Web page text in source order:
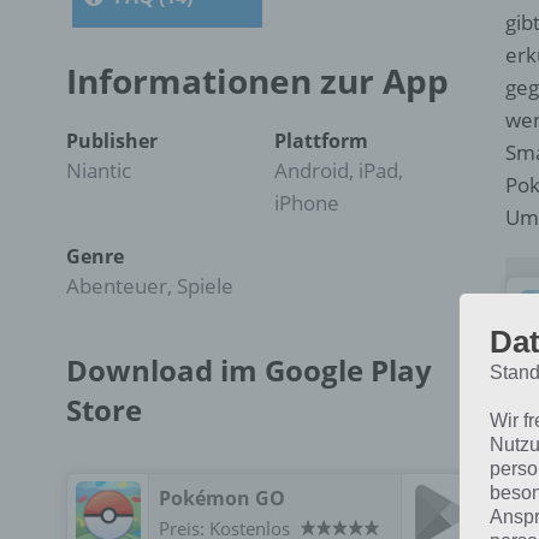
Informationen zur App
Publisher
Niantic
Plattform
Android, iPad,
iPhone
Genre
Abenteuer, Spiele
Download im Google Play
Store
Pokémon GO
Preis: Kostenlos
Wir